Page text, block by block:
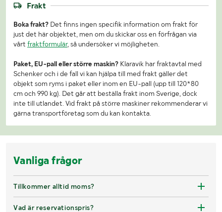
Frakt
Boka frakt? Det finns ingen specifik information om frakt för
just det här objektet, men om du skickar oss en förfrågan via
vårt fraktformulär, så undersöker vi möjligheten.
Paket, EU-pall eller större maskin? Klaravik har fraktavtal med
Schenker och i de fall vi kan hjälpa till med frakt gäller det
objekt som ryms i paket eller inom en EU-pall (upp till 120*80
cm och 990 kg). Det går att beställa frakt inom Sverige, dock
inte till utlandet. Vid frakt på större maskiner rekommenderar vi
gärna transportföretag som du kan kontakta.
Vanliga frågor
Tillkommer alltid moms?
Vad är reservationspris?